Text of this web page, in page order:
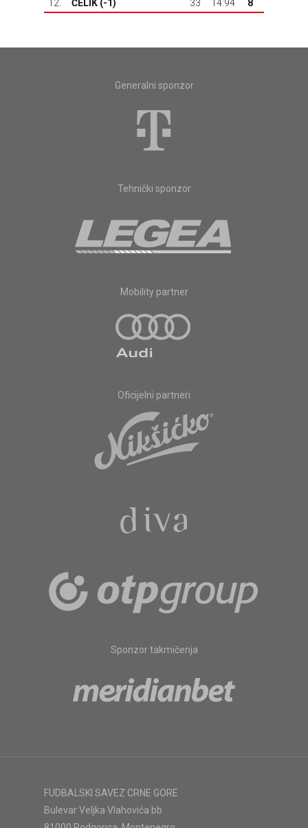
12.
ČELIK (-1) 33 14:94 8
Generalni sponzor
Tehnički sponzor
Mobility partner
Oficijelni partneri
Sponzor takmičenja
FUDBALSKI SAVEZ CRNE GORE
Bulevar Veljka Vlahovića bb